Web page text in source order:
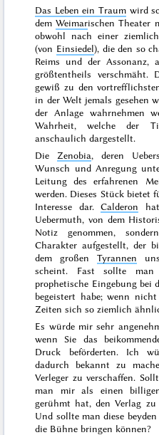
Das Leben ein Traum wird
demWeimarischen Theater
obwohl nach einer
(von Einsiedel), die den so
Reims und der Assonanz,
größtentheils verschmäht.
gewiß zu den
in der Welt jemals gesehen
der Anlage wahrnehmen
Wahrheit, welche der
anschaulich dargestellt.
Die Zenobia, deren
Wunsch und Anregung
Leitung des erfahrenen
werden. Dieses Stück bietet
Interesse dar.Calderon
Uebermuth, von dem
Notiz genommen,
Charakter aufgestellt, der
dem großenTyrannen
scheint. Fast sollte
prophetische Eingebung bei
begeistert habe; wenn
Zeiten sich so ziemlich
Es würde mir sehr
wenn Sie das
Druck beförderten. Ich
dadurch bekannt zu
Verleger zu verschaffen.
man mir als einen
gerühmt hat, den Verlag zu
Und sollte man diese
die Bühne bringen können?